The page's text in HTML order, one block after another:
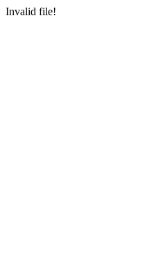
Invalid file!